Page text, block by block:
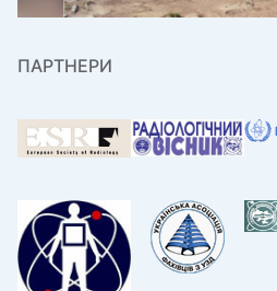
ПАРТНЕРИ